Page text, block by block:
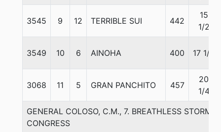
3545 9 12 TERRIBLE SUI 442
15
1/2
3549 10 6 AINOHA 400 17 1/2
3068 11 5 GRAN PANCHITO 457
20
1/4
GENERAL COLOSO, C.M., 7. BREATHLESS STORM-
CONGRESS